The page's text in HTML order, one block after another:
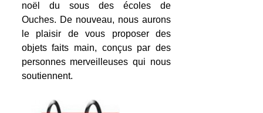
noël du sous des écoles de
Ouches. De nouveau, nous aurons
le plaisir de vous proposer des
objets faits main, conçus par des
personnes merveilleuses qui nous
soutiennent.